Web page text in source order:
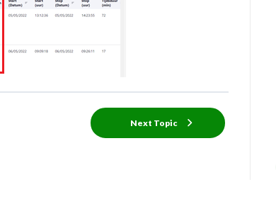
Next Topic